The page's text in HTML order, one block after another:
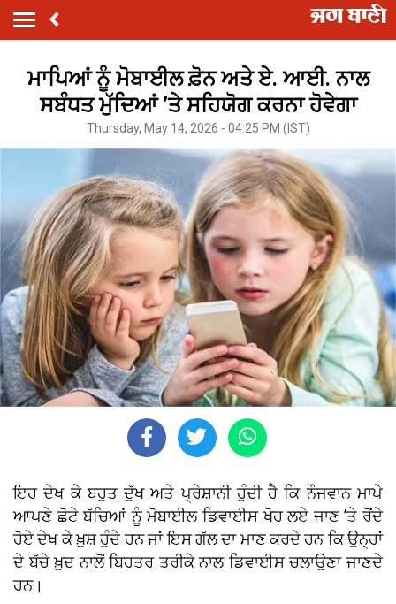
ਮਾਪਿਆਂ ਨੂੰ ਮੋਬਾਈਲ ਫ਼ੋਨ ਅਤੇ ਏ. ਆਈ. ਨਾਲ
ਸਬੰਧਤ ਮੁੱਦਿਆਂ ’ਤੇ ਸਹਿਯੋਗ ਕਰਨਾ ਹੋਵੇਗਾ
Thursday, May 14, 2026 - 04:25 PM (IST)
ਇਹ ਦੇਖ ਕੇ ਬਹੁਤ ਦੁੱਖ ਅਤੇ ਪ੍ਰੇਸ਼ਾਨੀ ਹੁੰਦੀ ਹੈ ਕਿ ਨੌਜਵਾਨ ਮਾਪੇ
ਆਪਣੇ ਛੋਟੇ ਬੱਚਿਆਂ ਨੂੰ ਮੋਬਾਈਲ ਡਿਵਾਈਸ ਖੋਹ ਲਏ ਜਾਣ ’ਤੇ ਰੋਂਦੇ
ਹੋਏ ਦੇਖ ਕੇ ਖ਼ੁਸ਼ ਹੁੰਦੇ ਹਨ ਜਾਂ ਇਸ ਗੱਲ ਦਾ ਮਾਣ ਕਰਦੇ ਹਨ ਕਿ ਉਨ੍ਹਾਂ
ਦੇ ਬੱਚੇ ਖ਼ੁਦ ਨਾਲੋਂ ਬਿਹਤਰ ਤਰੀਕੇ ਨਾਲ ਡਿਵਾਈਸ ਚਲਾਉਣਾ ਜਾਣਦੇ
ਹਨ।